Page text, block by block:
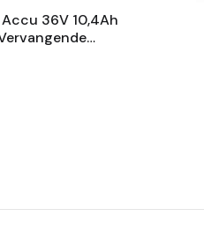
Accu 36V 10,4Ah